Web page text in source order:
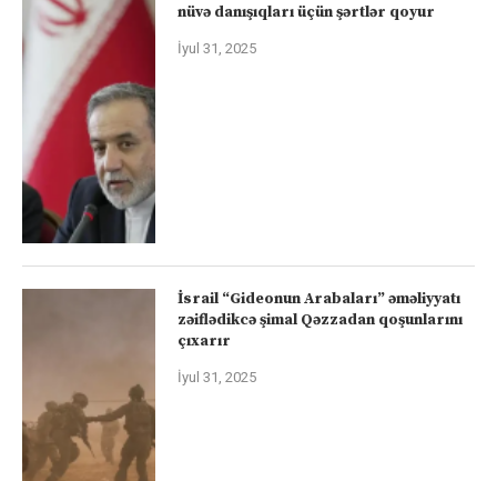
nüvə danışıqları üçün şərtlər qoyur
İyul 31, 2025
İsrail “Gideonun Arabaları” əməliyyatı
zəiflədikcə şimal Qəzzadan qoşunlarını
çıxarır
İyul 31, 2025